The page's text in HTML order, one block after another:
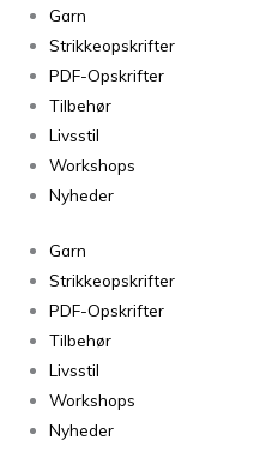
Garn
Strikkeopskrifter
PDF-Opskrifter
Tilbehør
Livsstil
Workshops
Nyheder
Garn
Strikkeopskrifter
PDF-Opskrifter
Tilbehør
Livsstil
Workshops
Nyheder
Alpakka
Koksmelert
1088
antal